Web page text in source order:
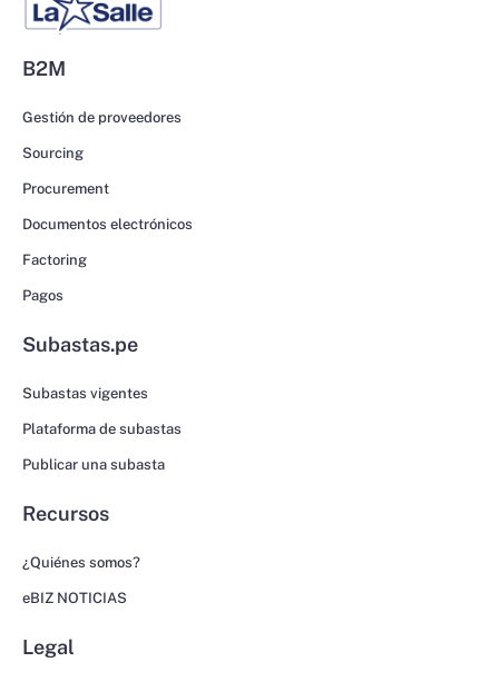
B2M
Gestión de proveedores
Sourcing
Procurement
Documentos electrónicos
Factoring
Pagos
Subastas.pe
Subastas vigentes
Plataforma de subastas
Publicar una subasta
Recursos
¿Quiénes somos?
eBIZ NOTICIAS
Legal